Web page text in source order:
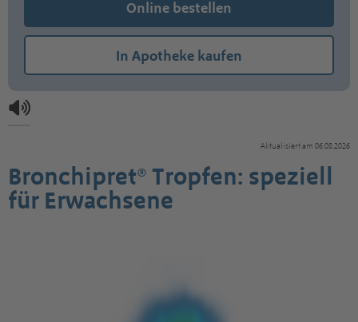
Online bestellen
In Apotheke kaufen
Aktualisiert am 06.08.2026
Bronchipret® Tropfen: speziell
für Erwachsene